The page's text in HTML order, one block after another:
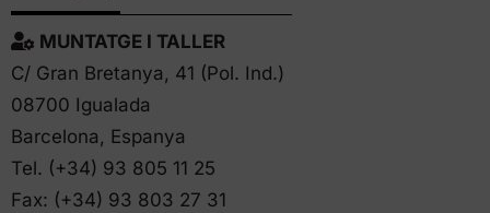
MUNTATGE I TALLER
C/ Gran Bretanya, 41 (Pol. Ind.)
08700 Igualada
Barcelona, Espanya
Tel. (+34) 93 805 11 25
Fax: (+34) 93 803 27 31